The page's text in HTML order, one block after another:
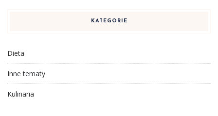
KATEGORIE
Dieta
Inne tematy
Kulinaria